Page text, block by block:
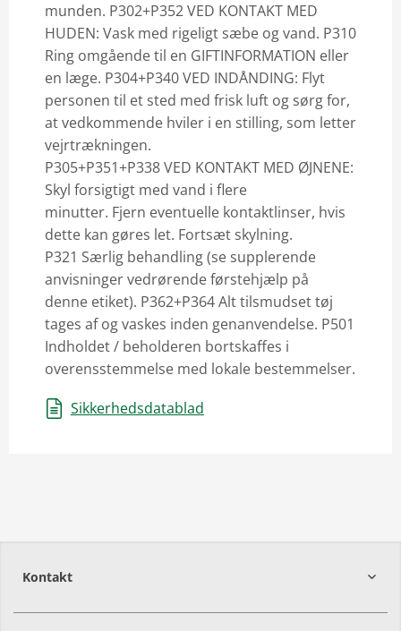
munden. P302+P352 VED KONTAKT MED
HUDEN: Vask med rigeligt sæbe og vand. P310
Ring omgående til en GIFTINFORMATION eller
en læge. P304+P340 VED INDÅNDING: Flyt
personen til et sted med frisk luft og sørg for,
at vedkommende hviler i en stilling, som letter
vejrtrækningen.
P305+P351+P338 VED KONTAKT MED ØJNENE:
Skyl forsigtigt med vand i flere
minutter. Fjern eventuelle kontaktlinser, hvis
dette kan gøres let. Fortsæt skylning.
P321 Særlig behandling (se supplerende
anvisninger vedrørende førstehjælp på
denne etiket). P362+P364 Alt tilsmudset tøj
tages af og vaskes inden genanvendelse. P501
Indholdet / beholderen bortskaffes i
overensstemmelse med lokale bestemmelser.
Sikkerhedsdatablad
Kontakt